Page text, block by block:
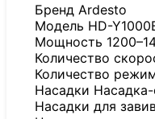
Бренд Ardesto
Модель HD-
Мощность
Количество
Количество
Насадки
Насадки для